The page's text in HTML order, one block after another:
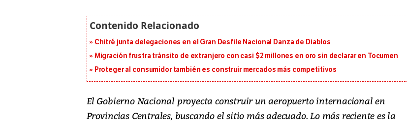
Chitré junta delegaciones en el Gran Desfile Nacional Danza de Diablos
Migración frustra tránsito de extranjero con casi $2 millones en oro sin declarar en Tocumen
Proteger al consumidor también es construir mercados más competitivos
El Gobierno Nacional proyecta construir un aeropuerto internacional en
Provincias Centrales, buscando el sitio más adecuado. Lo más reciente es la